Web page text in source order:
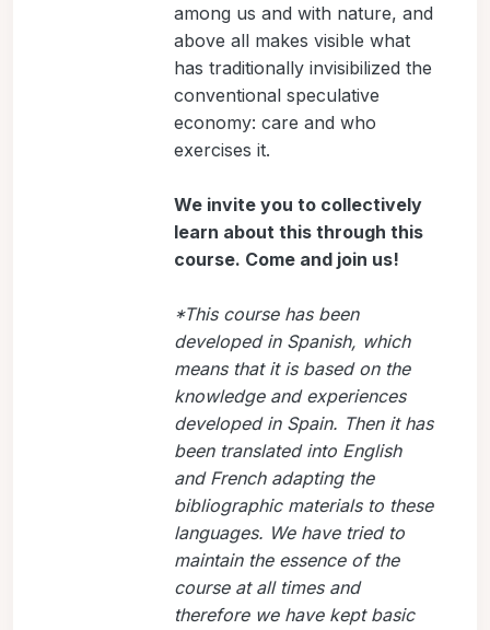
among us and with nature, and
above all makes visible what
has traditionally invisibilized the
conventional speculative
economy: care and who
exercises it.
We invite you to collectively
learn about this through this
course. Come and join us!
*This course has been
developed in Spanish, which
means that it is based on the
knowledge and experiences
developed in Spain. Then it has
been translated into English
and French adapting the
bibliographic materials to these
languages. We have tried to
maintain the essence of the
course at all times and
therefore we have kept basic